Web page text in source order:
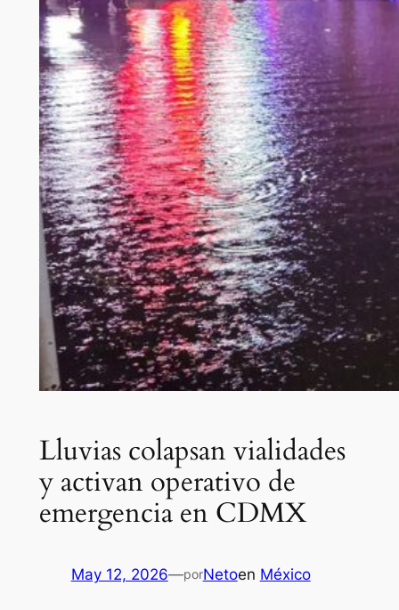
Lluvias colapsan vialidades
y activan operativo de
emergencia en CDMX
May 12, 2026—porNetoen México